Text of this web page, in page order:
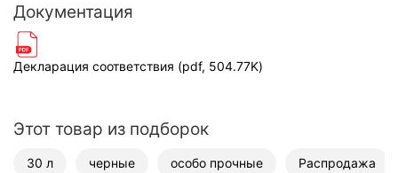
Документация
Декларация соответствия (pdf, 504.77K)
Этот товар из подборок
30 л черные особо прочные Распродажа